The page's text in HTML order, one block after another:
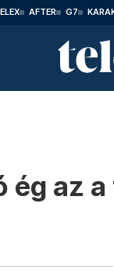
AFTER G7
az